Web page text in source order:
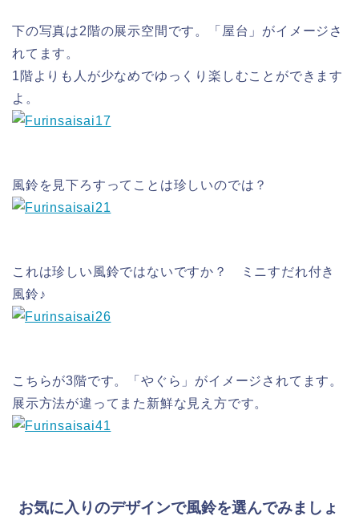
下の写真は2階の展示空間です。「屋台」がイメージさ
れてます。
1階よりも人が少なめでゆっくり楽しむことができます
よ。
風鈴を見下ろすってことは珍しいのでは？
これは珍しい風鈴ではないですか？ ミニすだれ付き
風鈴♪
こちらが3階です。「やぐら」がイメージされてます。
展示方法が違ってまた新鮮な見え方です。
お気に入りのデザインで風鈴を選んでみましょ